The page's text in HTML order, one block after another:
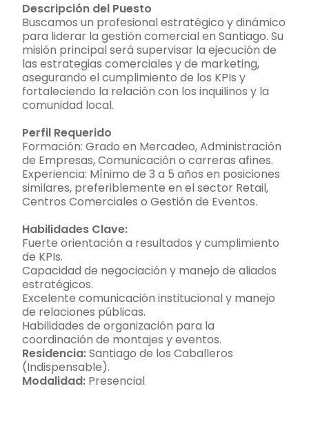
Descripción del Puesto
Buscamos un profesional estratégico y dinámico
para liderar la gestión comercial en Santiago. Su
misión principal será supervisar la ejecución de
las estrategias comerciales y de marketing,
asegurando el cumplimiento de los KPIs y
fortaleciendo la relación con los inquilinos y la
comunidad local.
Perfil Requerido
Formación: Grado en Mercadeo, Administración
de Empresas, Comunicación o carreras afines.
Experiencia: Mínimo de 3 a 5 años en posiciones
similares, preferiblemente en el sector Retail,
Centros Comerciales o Gestión de Eventos.
Habilidades Clave:
Fuerte orientación a resultados y cumplimiento
de KPIs.
Capacidad de negociación y manejo de aliados
estratégicos.
Excelente comunicación institucional y manejo
de relaciones públicas.
Habilidades de organización para la
coordinación de montajes y eventos.
Residencia:Santiago de los Caballeros
(Indispensable).
Modalidad: Presencial